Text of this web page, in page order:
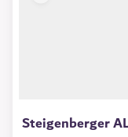
Steigenberger